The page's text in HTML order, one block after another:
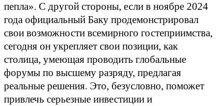
пепла». С другой стороны, если в ноябре 2024
года официальный Баку продемонстрировал
свои возможности всемирного гостеприимства,
сегодня он укрепляет свои позиции, как
столица, умеющая проводить глобальные
форумы по высшему разряду, предлагая
реальные решения. Это, безусловно, поможет
привлечь серьезные инвестиции и